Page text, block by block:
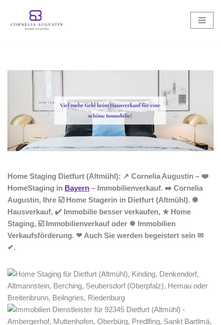
Zum
Home Staging Dietfurt (Altmühl): ↗️ Cornelia Augustin – ❤️
HomeStaging in Bayern – Immobilienverkauf. ➡️ Cornelia
Augustin, Ihre ☑️ Home Stagerin in Dietfurt (Altmühl). ✺
Hausverkauf, ✔️ Immobilie besser verkaufen, ★ Home
Staging, ☑️ Immobilienverkauf oder ✹ Immobilien
Verkaufsförderung. ❤ Auch Sie werden begeistert sein ✉
✔.